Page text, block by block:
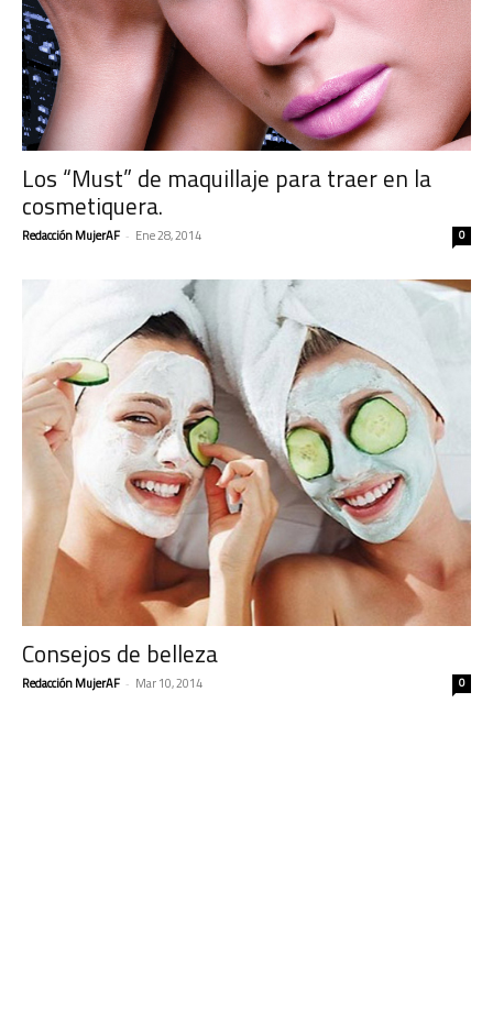
Los “Must” de maquillaje para traer en la
cosmetiquera.
Redacción MujerAF - Ene 28, 2014 0
Consejos de belleza
Redacción MujerAF - Mar 10, 2014 0